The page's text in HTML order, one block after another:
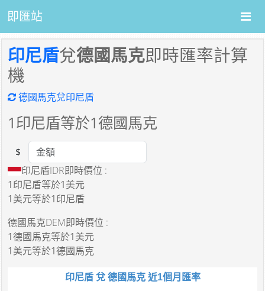
即匯站
印尼盾兌德國馬克即時匯率計算
機
德國馬克兌印尼盾
1印尼盾等於1德國馬克
Amount
$
印尼盾IDR即時價位 :
1印尼盾等於1美元
1美元等於1印尼盾
德國馬克DEM即時價位 :
1德國馬克等於1美元
1美元等於1德國馬克
印尼盾 兌 德國馬克 近1個月匯率